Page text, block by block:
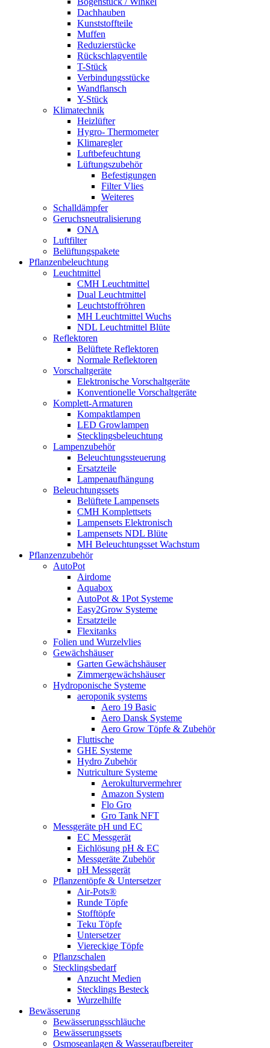
Dachhauben
Kunststoffteile
Muffen
Reduzierstücke
Rückschlagventile
T-Stück
Verbindungsstücke
Wandflansch
Y-Stück
Klimatechnik
Heizlüfter
Hygro- Thermometer
Klimaregler
Luftbefeuchtung
Lüftungszubehör
Befestigungen
Filter Vlies
Weiteres
Schalldämpfer
Geruchsneutralisierung
ONA
Luftfilter
Belüftungspakete
Pflanzenbeleuchtung
Leuchtmittel
CMH Leuchtmittel
Dual Leuchtmittel
Leuchtstoffröhren
MH Leuchtmittel Wuchs
NDL Leuchtmittel Blüte
Reflektoren
Belüftete Reflektoren
Normale Reflektoren
Vorschaltgeräte
Elektronische Vorschaltgeräte
Konventionelle Vorschaltgeräte
Komplett-Armaturen
Kompaktlampen
LED Growlampen
Stecklingsbeleuchtung
Lampenzubehör
Beleuchtungssteuerung
Ersatzteile
Lampenaufhängung
Beleuchtungssets
Belüftete Lampensets
CMH Komplettsets
Lampensets Elektronisch
Lampensets NDL Blüte
MH Beleuchtungsset Wachstum
Pflanzenzubehör
AutoPot
Airdome
Aquabox
AutoPot & 1Pot Systeme
Easy2Grow Systeme
Ersatzteile
Flexitanks
Folien und Wurzelvlies
Gewächshäuser
Garten Gewächshäuser
Zimmergewächshäuser
Hydroponische Systeme
aeroponik systems
Aero 19 Basic
Aero Dansk Systeme
Aero Grow Töpfe & Zubehör
Fluttische
GHE Systeme
Hydro Zubehör
Nutriculture Systeme
Aerokulturvermehrer
Amazon System
Flo Gro
Gro Tank NFT
Messgeräte pH und EC
EC Messgerät
Eichlösung pH & EC
Messgeräte Zubehör
pH Messgerät
Pflanzentöpfe & Untersetzer
Air-Pots®
Runde Töpfe
Stofftöpfe
Teku Töpfe
Untersetzer
Viereckige Töpfe
Pflanzschalen
Stecklingsbedarf
Anzucht Medien
Stecklings Besteck
Wurzelhilfe
Bewässerung
Bewässerungsschläuche
Bewässerungssets
Osmoseanlagen & Wasseraufbereiter